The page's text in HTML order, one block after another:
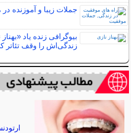
جملات زیبا و آموزنده
بیوگرافی زنده یاد
زندگی‌اش را وقف تئاتر